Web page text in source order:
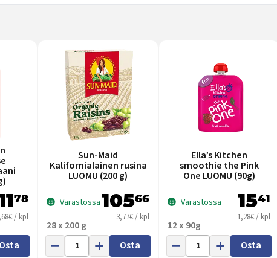
78
/ kpl
Osta
Sun-Maid
Kalifornialainen rusina
LUOMU (200 g)
Varastossa10566
28 x 200 g
3,77€ / kpl
Osta
Ella’s Kitchen
smoothie the Pink
One LUOMU (90g)
Varastossa 1541
12 x 90g
1,28€ / kpl
Osta